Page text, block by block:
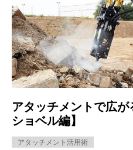
アタッチメントで広
ショベル編】
アタッチメント活用術